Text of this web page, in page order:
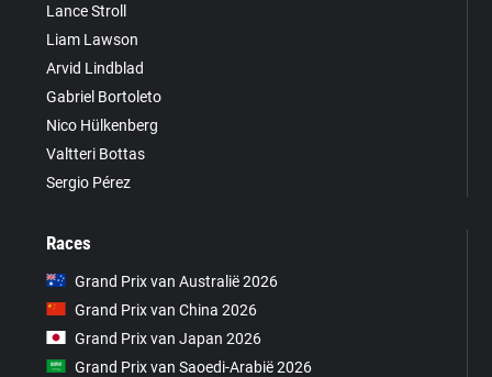
Lance Stroll
Liam Lawson
Arvid Lindblad
Gabriel Bortoleto
Nico Hülkenberg
Valtteri Bottas
Sergio Pérez
Races
Grand Prix van Australië 2026
Grand Prix van China 2026
Grand Prix van Japan 2026
Grand Prix van Saoedi-Arabië 2026